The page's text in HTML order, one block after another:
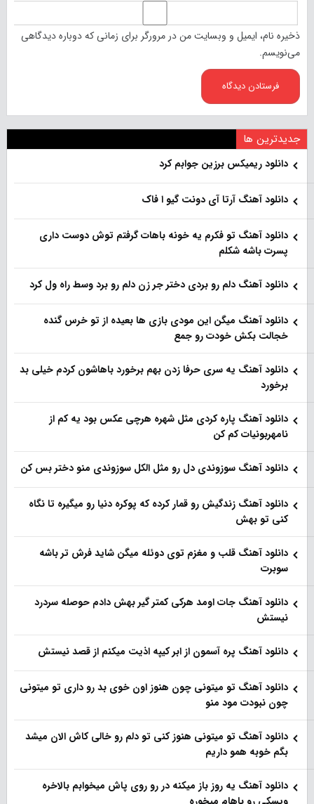
ذخیره نام، ایمیل و وبسایت من در مرورگر برای زمانی که دوباره دیدگاهی
می‌نویسم.
جدیدترین ها
دانلود ریمیکس برزین جوابم کرد
دانلود آهنگ آرتا آی دونت گیو ا فاک
دانلود آهنگ تو فکرم یه خونه باهات گرفتم توش دوست داری
پسرت باشه شکلم
دانلود آهنگ دلم رو بردی دختر جر زن دلم رو برد وسط راه ول کرد
دانلود آهنگ میگن این مودی بازی ها بعیده از تو خرس گنده
خجالت بکش خودت رو جمع
دانلود آهنگ یه سری حرفا زدن بهم برخورد باهاشون کردم خیلی بد
برخورد
دانلود آهنگ پاره کردی مثل شهره هرچی عکس بود یه کم از
نامهربونیات کم کن
دانلود آهنگ سوزوندی دل رو مثل الکل سوزوندی منو دختر بس کن
دانلود آهنگ زندگیش رو قمار کرده که پوکره دنیا رو میگیره تا نگاه
کنی تو بهش
دانلود آهنگ قلب و مغزم توی دوئله میگن شاید فرش تر باشه
سوبرت
دانلود آهنگ جات اومد هرکی کمتر گیر بهش دادم حوصله سردرد
نیستش
دانلود آهنگ پره آسمون از ابر کیپه اذیت میکنم از قصد نیستش
دانلود آهنگ تو میتونی چون هنوز اون خوی بد رو داری تو میتونی
چون نبودت مود منو
دانلود آهنگ تو میتونی هنوز کنی تو دلم رو خالی کاش الان میشد
بگم خوبه همو داریم
دانلود آهنگ یه روز باز‌ میکنه در رو روی پاش میخوابم بالاخره